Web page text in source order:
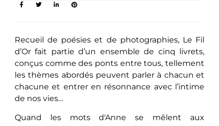
Recueil de poésies et de photographies, Le Fil
d’Or fait partie d’un ensemble de cinq livrets,
conçus comme des ponts entre tous, tellement
les thèmes abordés peuvent parler à chacun et
chacune et entrer en résonnance avec l’intime
de nos vies…
Quand les mots d'Anne se mêlent aux